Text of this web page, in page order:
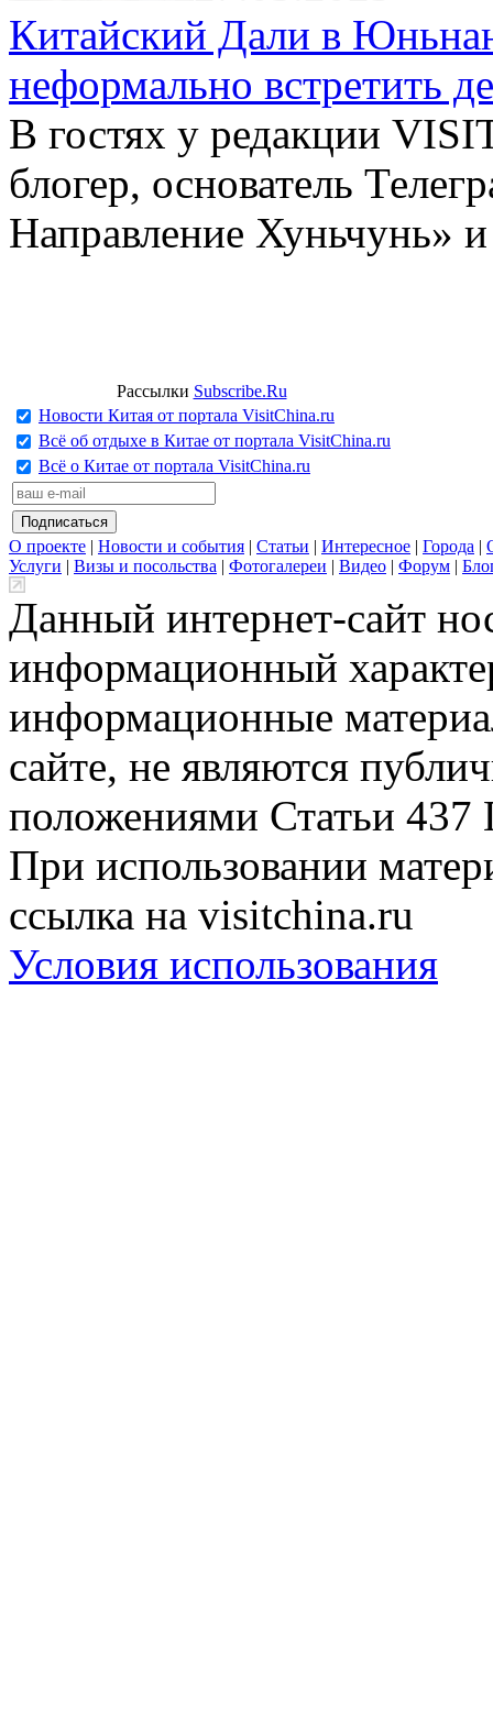
Китайский Дали в
неформально встретить
В гостях у редакции
блогер, основатель
Направление Хуньчунь»
Рассылки Subscribe.Ru
Новости Китая от портала VisitChina.ru
Всё об отдыхе в Китае от портала VisitChina.ru
Всё о Китае от портала VisitChina.ru
О проекте | Новости и события | Статьи | Интересное | Города |
Услуги | Визы и посольства | Фотогалереи | Видео | Форум |
Данный интернет-сайт
информационный
информационные
сайте, не являются
положениями Статьи 437
При использовании
ссылка на visitchina.ru
Условия использования